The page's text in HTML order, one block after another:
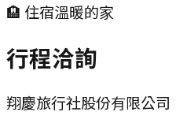
🏨 住宿溫暖的家
行程洽詢
翔慶旅行社股份有限公司